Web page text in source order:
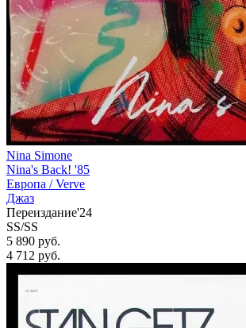
Nina Simone
Nina's Back! '85
Европа /Verve
Джаз
Переиздание'24
SS/SS
5 890 руб.
4 712 руб.